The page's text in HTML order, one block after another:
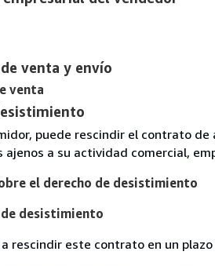
venta y envío
venta
puede rescindir el contrato
ajenos a su actividad comercial,
el derecho de desistimiento
desistimiento
rescindir este contrato en un